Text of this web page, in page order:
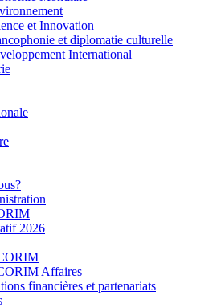
et Innovation
et diplomatie culturelle
International
2026
Affaires
financières et partenariats